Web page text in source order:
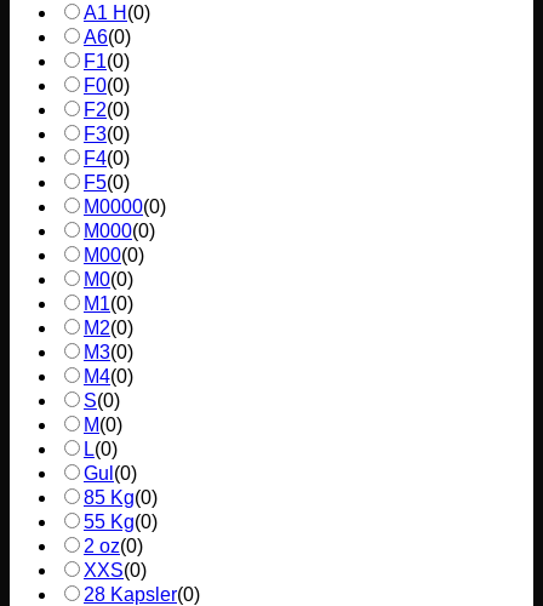
A1 H (0)
A6(0)
F1(0)
F0(0)
F2(0)
F3(0)
F4(0)
F5(0)
M0000(0)
M000(0)
M00(0)
M0(0)
M1(0)
M2(0)
M3(0)
M4(0)
S(0)
M(0)
L(0)
Gul (0)
85 Kg(0)
55 Kg(0)
2 oz(0)
XXS(0)
28 Kapsler(0)